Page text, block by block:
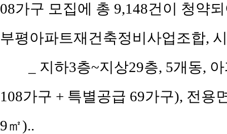
08가구 모집에 총 9,148건이 청약
부평아파트재건축정비사업조합,
지하3층~지상29층, 5개동,
108가구 + 특별공급 69가구), 전용
9㎡)..